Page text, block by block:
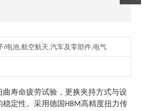
/电池,航空航天,汽车及零部件,电气
寿命疲劳试验，更换夹持方式与设
定性。采用德国 HBM高精度扭力传